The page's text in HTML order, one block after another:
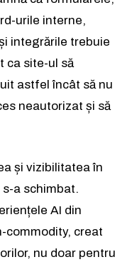
urile interne,
integrările trebuie
ca site-ul să
astfel încât să nu
neautorizat și să
și vizibilitatea în
s-a schimbat.
AI din
commodity, creat
nu doar pentru